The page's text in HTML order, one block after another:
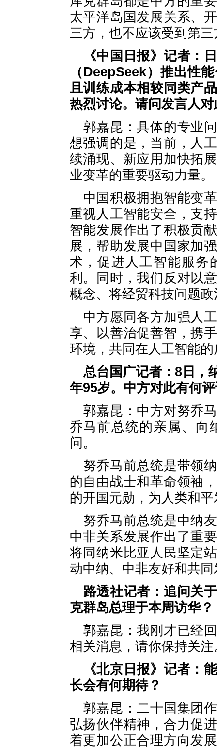
太平洋岛国发展关系、
三方，也不应该受到第
《中国日报》记者：
（DeepSeek）推出性
且训练成本相较同类产
热烈讨论。请问发言人
郭嘉昆：具体的专业
想强调的是，当前，人
续涌现、新应用加快拓
业变革的重要驱动力量。
中国积极拥抱智能变
重视人工智能安全，支
智能发展作出了积极贡
展，帮助发展中国家加
术，促进人工智能服务
利。同时，我们反对以
概念、将经贸科技问题
中方愿同各方加强人
享、以善治促善智，携
环境，共同在人工智能
总台国广记者：8日，
年95岁。中方对此有何
郭嘉昆：中方对努乔
乔马前总统的亲属、向
问。
努乔马前总统是带领
的自由战士和革命领袖
的开国元勋，为人类和
努乔马前总统是中纳
中非关系发展作出了重
将同纳米比亚人民坚定
动中纳、中非友好和共
路透社记者：追问关
克群岛总理于本周访华？
郭嘉昆：我刚才已经
相关消息，请你保持关注
《北京日报》记者：
长会有何期待？
郭嘉昆：二十国集团
弘扬伙伴精神，合力促
着更加公正合理方向发